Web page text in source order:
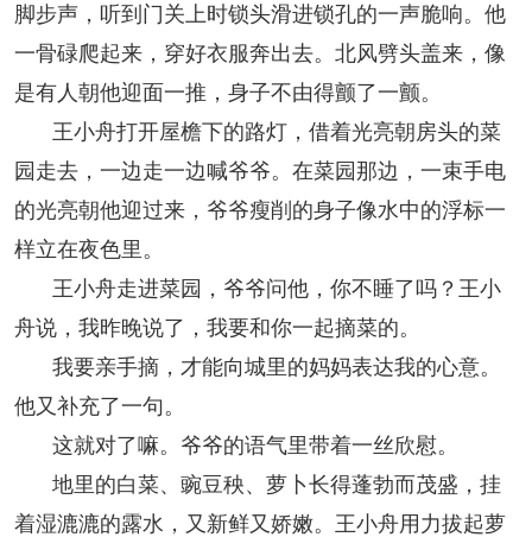
服务
入会须知 会员管理 文学奖项 报刊联盟
四川文学 星星诗刊 当代文坛 四川作家报
公告公示
公告公示 讣告 征稿启事 新会员发展名单
人事考试
专题专栏
脚步声，听到门关上时锁头滑进锁孔的一声脆响。他
一骨碌爬起来，穿好衣服奔出去。北风劈头盖来，像
是有人朝他迎面一推，身子不由得颤了一颤。
王小舟打开屋檐下的路灯，借着光亮朝房头的菜
园走去，一边走一边喊爷爷。在菜园那边，一束手电
的光亮朝他迎过来，爷爷瘦削的身子像水中的浮标一
样立在夜色里。
王小舟走进菜园，爷爷问他，你不睡了吗？王小
舟说，我昨晚说了，我要和你一起摘菜的。
我要亲手摘，才能向城里的妈妈表达我的心意。
他又补充了一句。
这就对了嘛。爷爷的语气里带着一丝欣慰。
地里的白菜、豌豆秧、萝卜长得蓬勃而茂盛，挂
着湿漉漉的露水，又新鲜又娇嫩。王小舟用力拔起萝